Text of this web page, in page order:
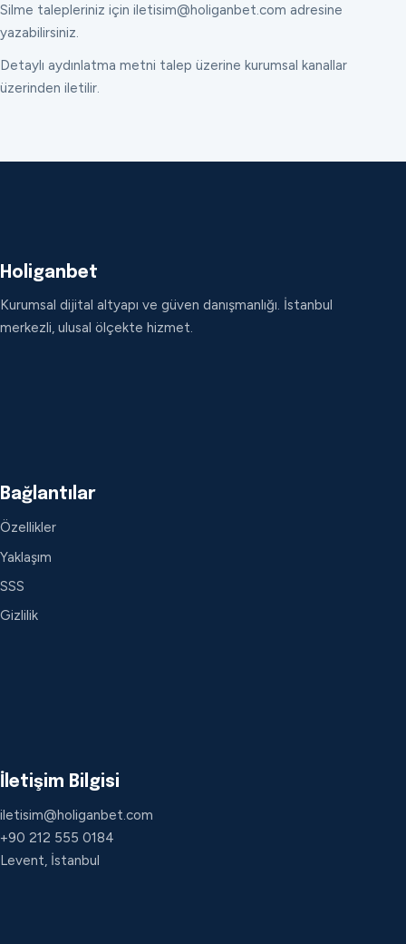
Silme talepleriniz için iletisim@holiganbet.com adresine
yazabilirsiniz.
Detaylı aydınlatma metni talep üzerine kurumsal kanallar
üzerinden iletilir.
Holiganbet
Kurumsal dijital altyapı ve güven danışmanlığı. İstanbul
merkezli, ulusal ölçekte hizmet.
Bağlantılar
Özellikler
Yaklaşım
SSS
Gizlilik
İletişim Bilgisi
iletisim@holiganbet.com
+90 212 555 0184
Levent, İstanbul